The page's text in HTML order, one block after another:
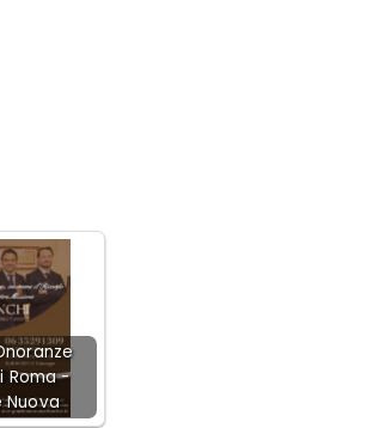
Roma -
Nuova